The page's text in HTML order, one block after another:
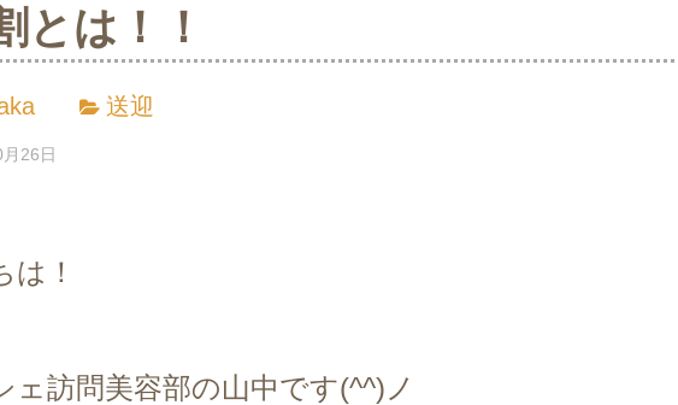
とは！！
送迎
26日
は！
ェ訪問美容部の山中です(^^)ノ